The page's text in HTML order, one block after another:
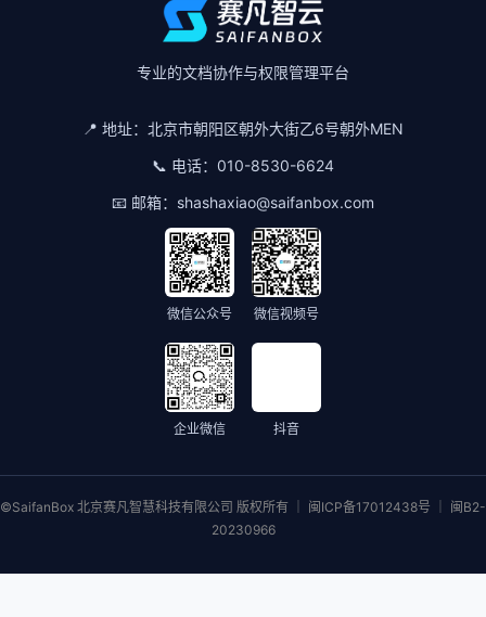
专业的文档协作与权限管理平台
📍 地址： 北京市朝阳区朝外大街乙6号朝外MEN
📞 电话： 010-8530-6624
📧 邮箱： shashaxiao@saifanbox.com
微信公众号 微信视频号
企业微信 抖音
©SaifanBox 北京赛凡智慧科技有限公司 版权所有 ｜ 闽ICP备17012438号 ｜ 闽B2-
20230966